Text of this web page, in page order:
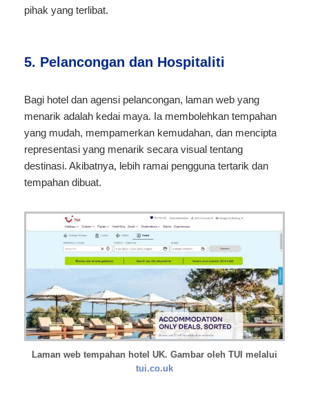
pihak yang terlibat.
5. Pelancongan dan Hospitaliti
Bagi hotel dan agensi pelancongan, laman web yang
menarik adalah kedai maya. Ia membolehkan tempahan
yang mudah, mempamerkan kemudahan, dan mencipta
representasi yang menarik secara visual tentang
destinasi. Akibatnya, lebih ramai pengguna tertarik dan
tempahan dibuat.
Laman web tempahan hotel UK. Gambar oleh TUI melalui
tui.co.uk